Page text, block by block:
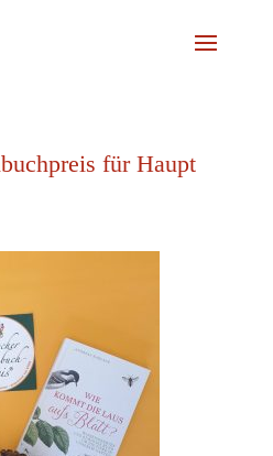
für Haupt